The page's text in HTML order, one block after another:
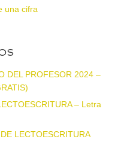
una cifra
DEL PROFESOR 2024 –
– Letra
LECTOESCRITURA